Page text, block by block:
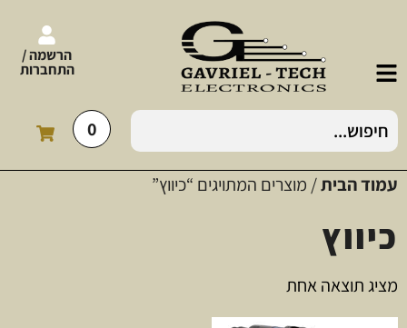
הרשמה /
התחברות
0
עמוד הבית/ מוצרים המתויגים “כיווץ”
כיווץ
מציג תוצאה אחת